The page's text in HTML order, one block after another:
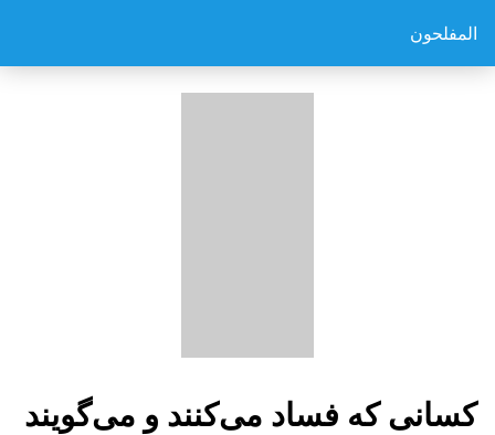
المفلحون
کسانی که فساد می‌کنند و می‌گویند